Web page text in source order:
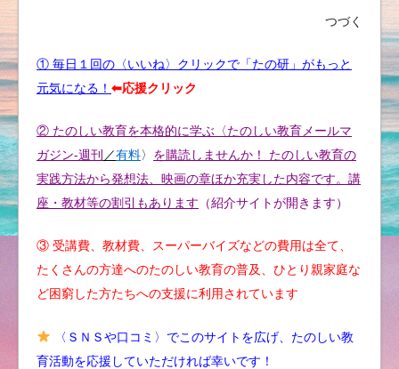
つづく
① 毎日１回の〈いいね〉クリックで「たの研」がもっと
元気になる！ ⬅︎応援クリック
② たのしい教育を本格的に学ぶ〈たのしい教育メールマ
ガジン-週刊 ／有料〉 を購読しませんか！ たのしい教育の
実践方法から発想法、映画の章ほか充実した内容です。講
座・教材等の割引もあります （紹介サイトが開きます）
③ 受講費、教材費、スーパーバイズなどの費用は全て、
たくさんの方達へのたのしい教育の普及、ひとり親家庭な
ど困窮した方たちへの支援に利用されています
〈ＳＮＳや口コミ〉でこのサイトを広げ、たのしい教
育活動を応援していただければ幸いです！